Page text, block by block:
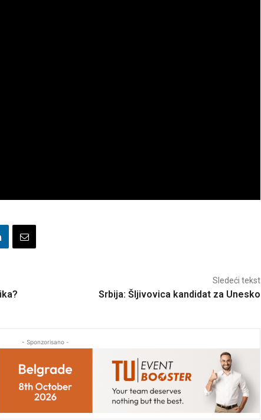
Sledeći tekst
Srbija: Šljivovica kandidat za Unesko
- Sponzorisano -